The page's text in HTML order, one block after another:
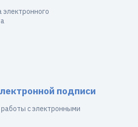
электронного
подписи
с электронными